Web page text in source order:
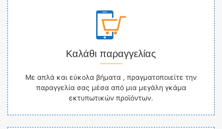
Καλάθι παραγγελίας
Με απλά και εύκολα βήματα , πραγματοποιείτε την
παραγγελία σας μέσα από μια μεγάλη γκάμα
εκτυπωτικών προϊόντων.